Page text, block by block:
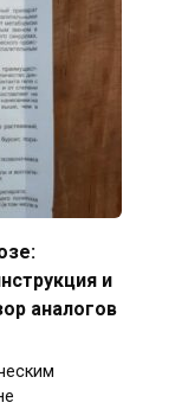
и
аналогов